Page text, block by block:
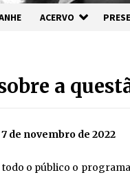
ACERVO
a
7 de novembro de 2022
todo o público o